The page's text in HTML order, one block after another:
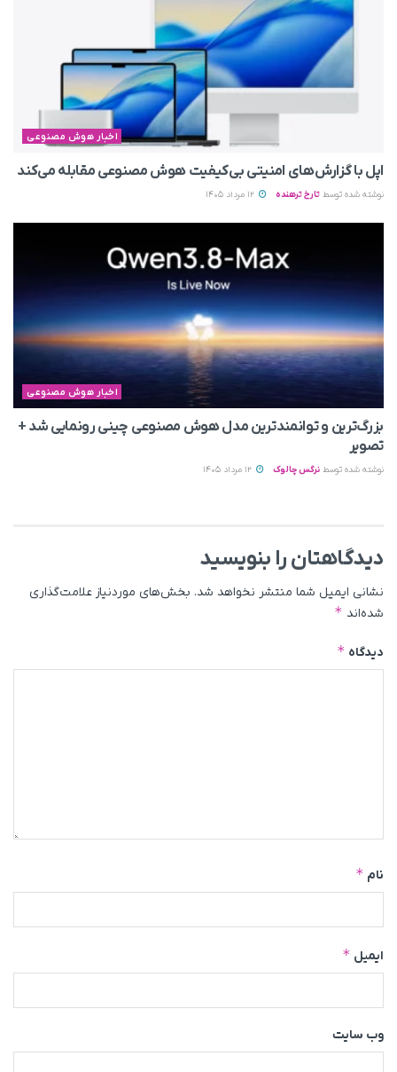
اخبار هوش مصنوعی
اپل با گزارش‌های امنیتی بی‌کیفیت هوش مصنوعی مقابله می‌کند
نوشته شده توسط تارخ ترهنده
اخبار هوش مصنوعی
بزرگ‌ترین و توانمندترین مدل هوش مصنوعی چینی رونمایی شد +
تصویر
نوشته شده توسط نرگس چالوک
دیدگاهتان را بنویسید
نشانی ایمیل شما منتشر نخواهد شد. بخش‌های موردنیاز علامت‌گذاری
شده‌اند *
دیدگاه *
نام *
ایمیل *
وب‌ سایت